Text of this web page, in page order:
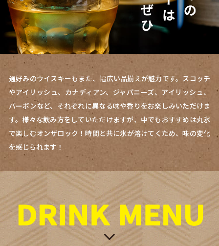
通好みのウイスキーもまた、幅広い品揃えが魅力です。スコッチ
やアイリッシュ、カナディアン、ジャパニーズ、アイリッシュ、
バーボンなど、それぞれに異なる味や香りをお楽しみいただけま
す。様々な飲み方をしていただけますが、中でもおすすめは丸氷
で楽しむオンザロック！時間と共に氷が溶けてくため、味の変化
を感じられます！